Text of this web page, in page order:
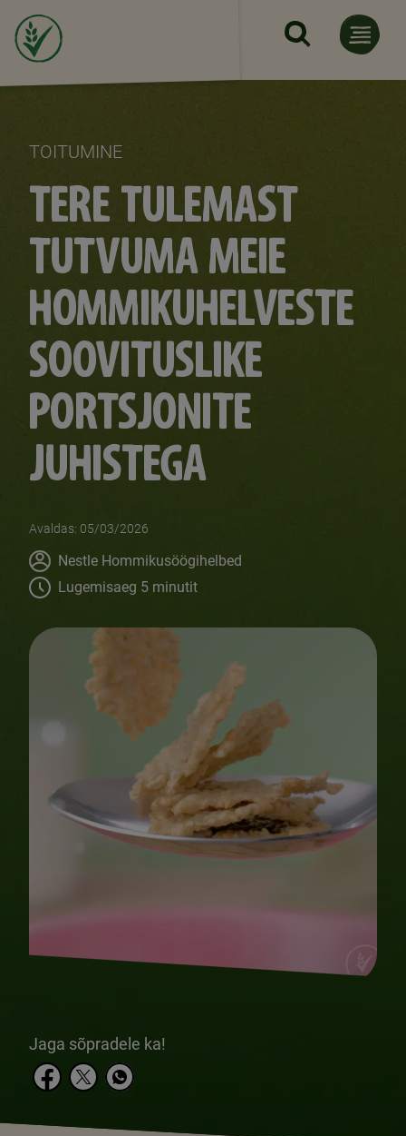
TOITUMINE
TERE TULEMAST
TUTVUMA MEIE
HOMMIKUHELVESTE
SOOVITUSLIKE
PORTSJONITE
JUHISTEGA
Avaldas: 05/03/2026
Author
Nestle Hommikusöögihelbed
Lugemisaeg 5 minutit
Jaga sõpradele ka!